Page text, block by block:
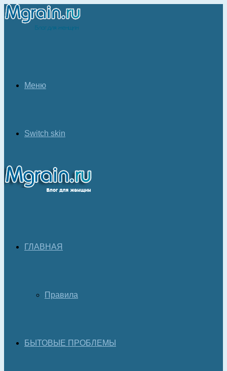
Меню
Switch skin
ГЛАВНАЯ
Правила
БЫТОВЫЕ ПРОБЛЕМЫ